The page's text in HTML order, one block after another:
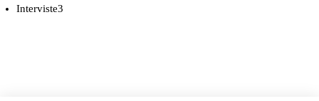
Interviste3